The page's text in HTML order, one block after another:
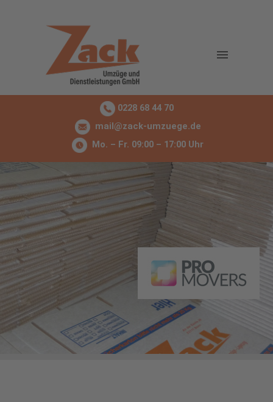
0228 68 44 70
mail@zack-umzuege.de
Mo. – Fr. 09:00 – 17:00 Uhr